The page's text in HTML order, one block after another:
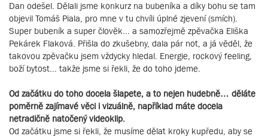
Dan odešel. Dělali jsme konkurz na bubeníka a díky bohu se tam
objevil Tomáš Piala, pro mne v tu chvíli úplné zjevení (smích).
Super bubeník a super člověk... a samozřejmě zpěvačka Eliška
Pekárek Flaková. Přišla do zkušebny, dala pár not, a já věděl, že
takovou zpěvačku jsem vždycky hledal. Energie, rockový feeling,
boží bytost... takže jsme si řekli, že do toho jdeme.
Od začátku do toho docela šlapete, a to nejen hudebně… děláte
poměrně zajímavé věci i vizuálně, například máte docela
netradičně natočený videoklip.
Od začátku jsme si řekli, že musíme dělat kroky kupředu, aby se